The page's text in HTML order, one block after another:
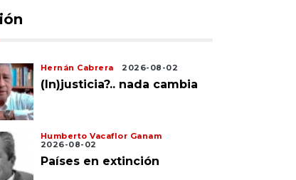
Hernán Cabrera 2026-08-02
(In)justicia?.. nada cambia
Humberto Vacaflor Ganam
2026-08-02
Países en extinción